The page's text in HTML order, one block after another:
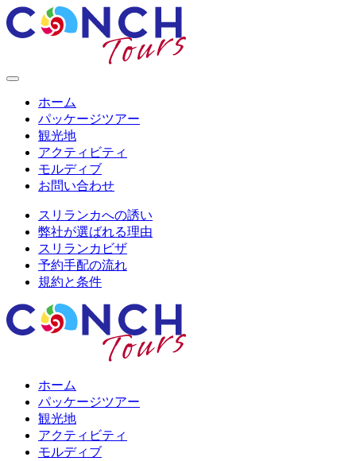
ホーム
パッケージツアー
観光地
アクティビティ
モルディブ
お問い合わせ
スリランカへの誘い
弊社が選ばれる理由
スリランカビザ
予約手配の流れ
規約と条件
ホーム
パッケージツアー
観光地
アクティビティ
モルディブ